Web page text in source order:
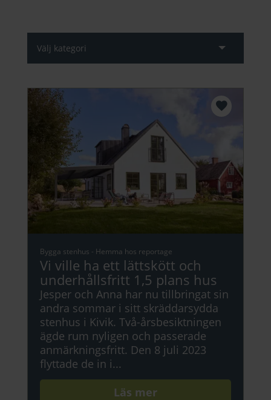
Bygga stenhus - Hemma hos reportage
Vi ville ha ett lättskött och
underhållsfritt 1,5 plans hus
Jesper och Anna har nu tillbringat sin
andra sommar i sitt skräddarsydda
stenhus i Kivik. Två-årsbesiktningen
ägde rum nyligen och passerade
anmärkningsfritt. Den 8 juli 2023
flyttade de in i...
Läs mer